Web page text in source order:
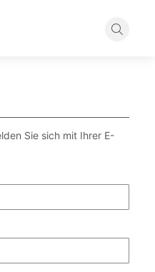
Suche
Sie sich mit Ihrer E-